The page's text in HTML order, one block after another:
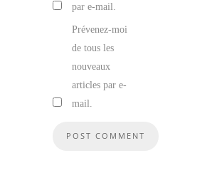
par e-mail.
Prévenez-moi
de tous les
nouveaux
articles par e-
mail.